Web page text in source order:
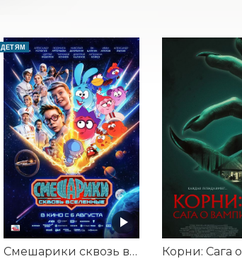
ДЕТЯМ
Смешарики сквозь вселенные